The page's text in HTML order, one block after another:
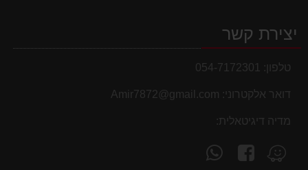
יצירת קשר
טלפון: 054-7172301
דואר אלקטרוני: Amir7872@gmail.com
מדיה דיגיטאלית:
מצא
אותנו
עקוב
אחרינו